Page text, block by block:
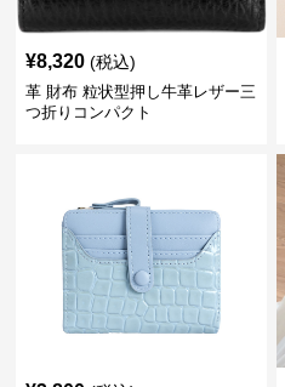
¥8,320 (税込)
革 財布 粒状型押し牛革レザー三
つ折りコンパクト